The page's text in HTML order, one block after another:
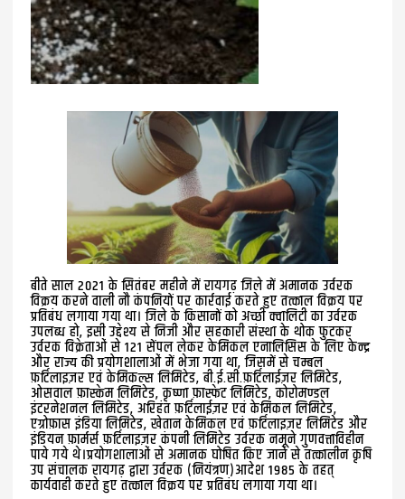
बीते साल 2021 के सितंबर महीने में रायगढ़ जिले में अमानक उर्वरक
विक्रय करने वाली नौ कंपनियों पर कार्रवाई करते हुए तत्काल विक्रय पर
प्रतिबंध लगाया गया था। जिले के किसानों को अच्छी क्वालिटी का उर्वरक
उपलब्ध हो, इसी उद्देश्य से निजी और सहकारी संस्था के थोक फुटकर
उर्वरक विक्रेताओं से 121 सेंपल लेकर केमिकल एनालिसिस के लिए केन्द्र
और राज्य की प्रयोगशालाओं में भेजा गया था, जिसमें से चम्बल
फ़र्टिलाइज़र एवं केमिकल्स लिमिटेड, बी.ई.सी.फ़र्टिलाईज़र लिमिटेड,
ओसवाल फ़ास्केम लिमिटेड, कृष्णा फ़ास्फेट लिमिटेड, कोरोमण्डल
इंटरनेशनल लिमिटेड, अरिहंत फ़र्टिलाईज़र एवं केमिकल लिमिटेड,
एग्रोफ़ास इंडिया लिमिटेड, खेतान केमिकल एवं फ़र्टिलाइज़र लिमिटेड और
इंडियन फ़ार्मर्स फ़र्टिलाइज़र कंपनी लिमिटेड उर्वरक नमूने गुणवत्ताविहीन
पाये गये थे।प्रयोगशालाओं से अमानक घोषित किए जाने से तत्कालीन कृषि
उप संचालक रायगढ़ द्वारा उर्वरक (नियंत्रण)आदेश 1985 के तहत्
कार्यवाही करते हुए तत्काल विक्रय पर प्रतिबंध लगाया गया था।